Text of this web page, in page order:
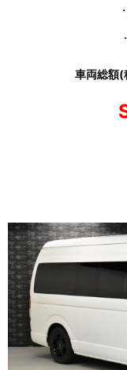
車両総額(